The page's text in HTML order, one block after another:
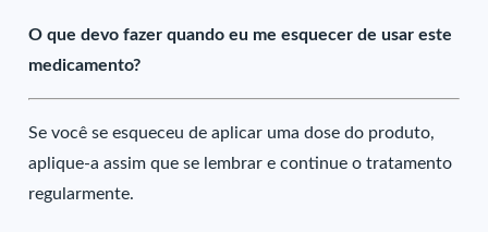
O que devo fazer quando eu me esquecer de usar este
medicamento?
Se você se esqueceu de aplicar uma dose do produto,
aplique-a assim que se lembrar e continue o tratamento
regularmente.